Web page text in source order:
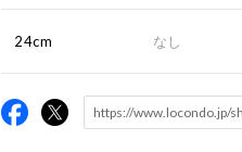
24cm なし